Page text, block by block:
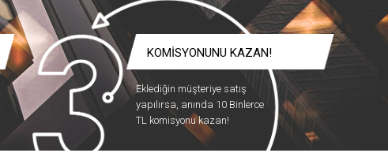
KOMİSYONUNU KAZAN!
Eklediğin müşteriye satış
yapılırsa, anında 10 Binlerce
TL komisyonu kazan!